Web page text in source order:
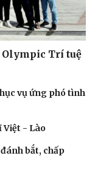
Trí tuệ
vụ ứng phó tình
Việt - Lào
bắt, chấp